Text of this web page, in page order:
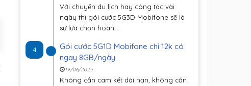
Với chuyến du lịch hay công tác vài
ngày thì gói cước 5G3D Mobifone sẽ là
sự lựa chọn hoàn ...
4
Gói cước 5G1D Mobifone chỉ 12k có
ngay 8GB/ngày
19/06/2025
Không cần cam kết dài hạn, không cần